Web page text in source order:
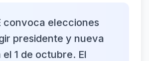
convoca elecciones
presidente y nueva
1 de octubre. El